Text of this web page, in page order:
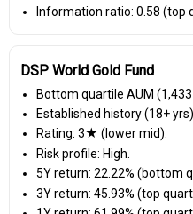
Information ratio: 0.58 (top
DSP World Gold Fund
Bottom quartile AUM (₹1,433
Established history (18+ yrs).
Rating: 3★ (lower mid).
Risk profile: High.
5Y return: 22.22% (bottom
3Y return: 45.93% (top